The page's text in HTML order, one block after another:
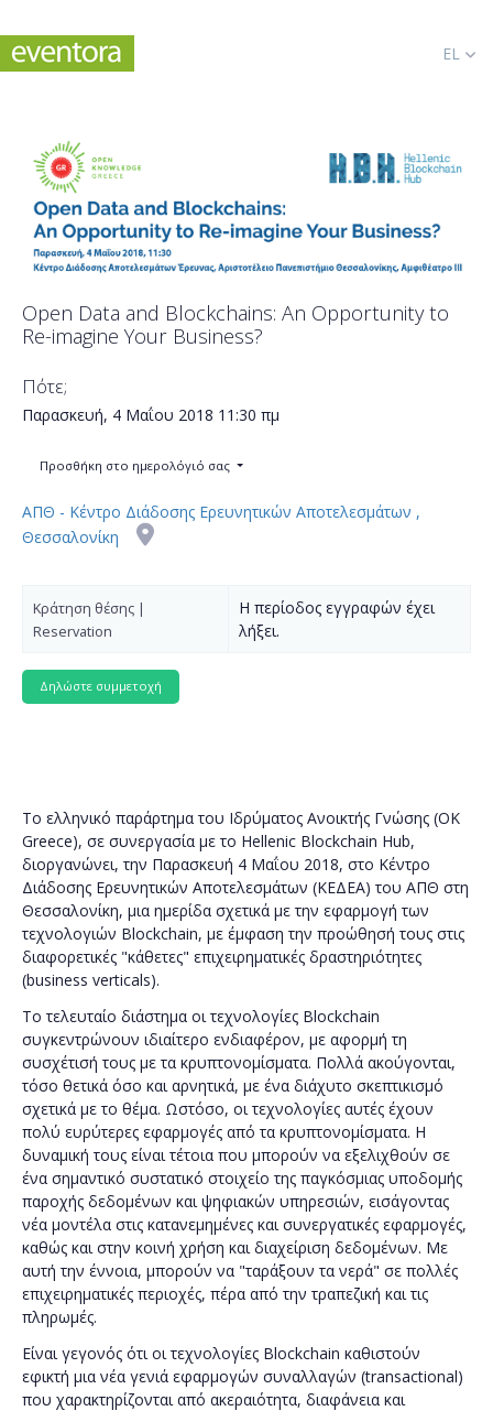
EL
Open Data and Blockchains: An Opportunity to
Re-imagine Your Business?
Πότε;
Παρασκευή, 4 Μαΐου 2018 11:30 πμ
Προσθήκη στο ημερολόγιό σας
ΑΠΘ - Κέντρο Διάδοσης Ερευνητικών Αποτελεσμάτων ,
Θεσσαλονίκη
Κράτηση θέσης |
Reservation
Η περίοδος εγγραφών έχει
λήξει.
Το ελληνικό παράρτημα του Ιδρύματος Ανοικτής Γνώσης (OK
Greece), σε συνεργασία με το Hellenic Blockchain Hub,
διοργανώνει, την Παρασκευή 4 Μαΐου 2018, στο Κέντρο
Διάδοσης Ερευνητικών Αποτελεσμάτων (ΚΕΔΕΑ) του ΑΠΘ στη
Θεσσαλονίκη, μια ημερίδα σχετικά με την εφαρμογή των
τεχνολογιών Blockchain, με έμφαση την προώθησή τους στις
διαφορετικές "κάθετες" επιχειρηματικές δραστηριότητες
(business verticals).
Το τελευταίο διάστημα οι τεχνολογίες Blockchain
συγκεντρώνουν ιδιαίτερο ενδιαφέρον, με αφορμή τη
συσχέτισή τους με τα κρυπτονομίσματα. Πολλά ακούγονται,
τόσο θετικά όσο και αρνητικά, με ένα διάχυτο σκεπτικισμό
σχετικά με το θέμα. Ωστόσο, οι τεχνολογίες αυτές έχουν
πολύ ευρύτερες εφαρμογές από τα κρυπτονομίσματα. Η
δυναμική τους είναι τέτοια που μπορούν να εξελιχθούν σε
ένα σημαντικό συστατικό στοιχείο της παγκόσμιας υποδομής
παροχής δεδομένων και ψηφιακών υπηρεσιών, εισάγοντας
νέα μοντέλα στις κατανεμημένες και συνεργατικές εφαρμογές,
καθώς και στην κοινή χρήση και διαχείριση δεδομένων. Με
αυτή την έννοια, μπορούν να "ταράξουν τα νερά" σε πολλές
επιχειρηματικές περιοχές, πέρα από την τραπεζική και τις
πληρωμές.
Είναι γεγονός ότι οι τεχνολογίες Blockchain καθιστούν
εφικτή μια νέα γενιά εφαρμογών συναλλαγών (transactional)
που χαρακτηρίζονται από ακεραιότητα, διαφάνεια και